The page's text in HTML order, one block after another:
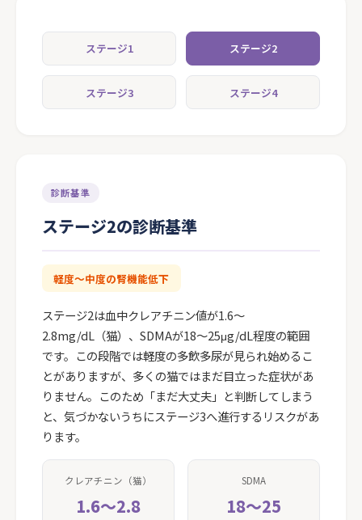
ステージ1 ステージ2
ステージ3 ステージ4
診断基準
ステージ2の診断基準
軽度〜中度の腎機能低下
ステージ2は血中クレアチニン値が1.6〜
2.8mg/dL（猫）、SDMAが18〜25μg/dL程度の範囲
です。この段階では軽度の多飲多尿が見られ始めるこ
とがありますが、多くの猫ではまだ目立った症状があ
りません。このため「まだ大丈夫」と判断してしまう
と、気づかないうちにステージ3へ進行するリスクがあ
ります。
クレアチニン（猫）
1.6〜2.8
SDMA
18〜25